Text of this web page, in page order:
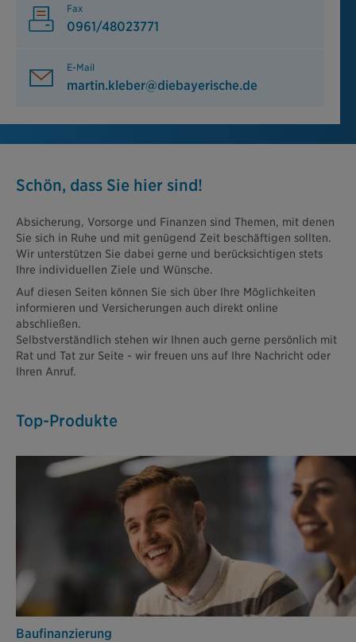
Fax
0961/48023771
E-Mail
martin.kleber@diebayerische.de
Schön, dass Sie hier sind!
Absicherung, Vorsorge und Finanzen sind Themen, mit denen
Sie sich in Ruhe und mit genügend Zeit beschäftigen sollten.
Wir unterstützen Sie dabei gerne und berücksichtigen stets
Ihre individuellen Ziele und Wünsche.
Auf diesen Seiten können Sie sich über Ihre Möglichkeiten
informieren und Versicherungen auch direkt online
abschließen.
Selbstverständlich stehen wir Ihnen auch gerne persönlich mit
Rat und Tat zur Seite - wir freuen uns auf Ihre Nachricht oder
Ihren Anruf.
Top-Produkte
Baufinanzierung